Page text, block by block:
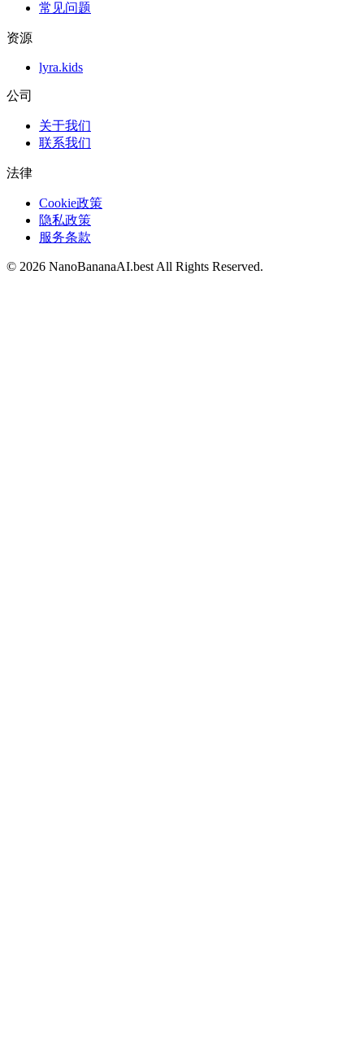
常见问题
资源
lyra.kids
公司
关于我们
联系我们
法律
Cookie政策
隐私政策
服务条款
© 2026 NanoBananaAI.best All Rights Reserved.